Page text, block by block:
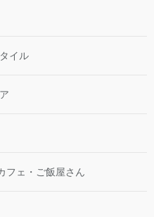
イル
フェ・ご飯屋さん